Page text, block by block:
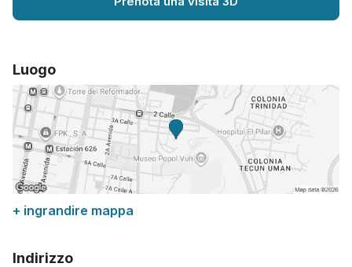
Luogo
+ ingrandire mappa
Indirizzo